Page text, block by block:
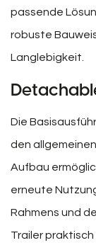
passende
robuste
Langlebigkeit.
Die
den
Aufbau
erneute
Rahmens und
Trailer praktisch